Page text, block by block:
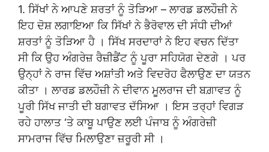
1. ਸਿੱਖਾਂ ਨੇ ਆਪਣੇ ਸ਼ਰਤਾਂ ਨੂੰ ਤੋੜਿਆ – ਲਾਰਡ ਡਲਹੌਜ਼ੀ ਨੇ
ਇਹ ਦੋਸ਼ ਲਗਾਇਆ ਕਿ ਸਿੱਖਾਂ ਨੇ ਭੈਰੋਵਾਲ ਦੀ ਸੰਧੀ ਦੀਆਂ
ਸ਼ਰਤਾਂ ਨੂੰ ਤੋੜਿਆ ਹੈ । ਸਿੱਖ ਸਰਦਾਰਾਂ ਨੇ ਇਹ ਵਚਨ ਦਿੱਤਾ
ਸੀ ਕਿ ਉਹ ਅੰਗਰੇਜ਼ ਰੈਜ਼ੀਡੈਂਟ ਨੂੰ ਪੂਰਾ ਸਹਿਯੋਗ ਦੇਣਗੇ । ਪਰ
ਉਨ੍ਹਾਂ ਨੇ ਰਾਜ ਵਿੱਚ ਅਸ਼ਾਂਤੀ ਅਤੇ ਵਿਦਰੋਹ ਫੈਲਾਉਣ ਦਾ ਯਤਨ
ਕੀਤਾ । ਲਾਰਡ ਡਲਹੌਜ਼ੀ ਨੇ ਦੀਵਾਨ ਮੂਲਰਾਜ ਦੀ ਬਗ਼ਾਵਤ ਨੂੰ
ਪੂਰੀ ਸਿੱਖ ਜਾਤੀ ਦੀ ਬਗਾਵਤ ਦੱਸਿਆ । ਇਸ ਤਰ੍ਹਾਂ ਵਿਗੜ
ਰਹੇ ਹਾਲਾਤ ‘ਤੇ ਕਾਬੂ ਪਾਉਣ ਲਈ ਪੰਜਾਬ ਨੂੰ ਅੰਗਰੇਜ਼ੀ
ਸਾਮਰਾਜ ਵਿੱਚ ਮਿਲਾਉਣਾ ਜ਼ਰੂਰੀ ਸੀ ।